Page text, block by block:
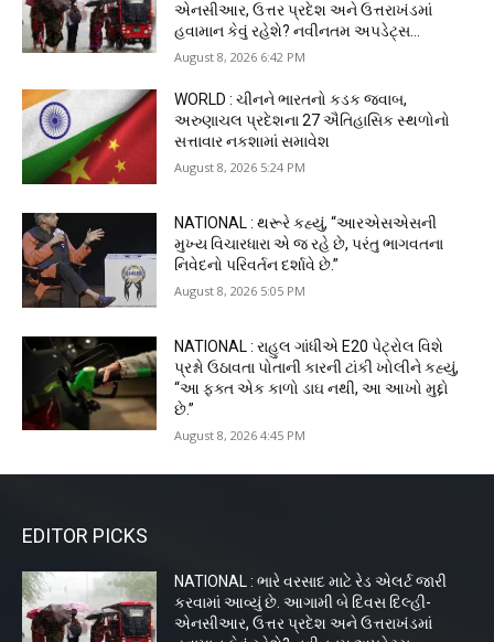
એનસીઆર, ઉત્તર પ્રદેશ અને ઉત્તરાખંડમાં
હવામાન કેવું રહેશે? નવીનતમ અપડેટ્સ...
August 8, 2026 6:42 PM
WORLD : ચીનને ભારતનો કડક જવાબ,
અરુણાચલ પ્રદેશના 27 ઐતિહાસિક સ્થળોનો
સત્તાવાર નકશામાં સમાવેશ
August 8, 2026 5:24 PM
NATIONAL : થરૂરે કહ્યું, “આરએસએસની
મુખ્ય વિચારધારા એ જ રહે છે, પરંતુ ભાગવતના
નિવેદનો પરિવર્તન દર્શાવે છે.”
August 8, 2026 5:05 PM
NATIONAL : રાહુલ ગાંધીએ E20 પેટ્રોલ વિશે
પ્રશ્નો ઉઠાવતા પોતાની કારની ટાંકી ખોલીને કહ્યું,
“આ ફક્ત એક કાળો ડાઘ નથી, આ આખો મુદ્દો
છે.”
August 8, 2026 4:45 PM
EDITOR PICKS
NATIONAL : ભારે વરસાદ માટે રેડ એલર્ટ જારી
કરવામાં આવ્યું છે. આગામી બે દિવસ દિલ્હી-
એનસીઆર, ઉત્તર પ્રદેશ અને ઉત્તરાખંડમાં